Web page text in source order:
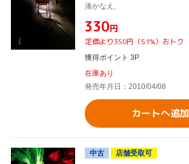
湊かなえ,
¥330円
定価より350円（51%）おトク
獲得ポイント 3P
在庫あり
発売年月日：2010/04/08
カートへ追加
中古
店舗受取可